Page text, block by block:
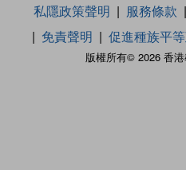
版權所有© 2026 香
私隱政策聲明 服務條款
免責聲明
促進種族平